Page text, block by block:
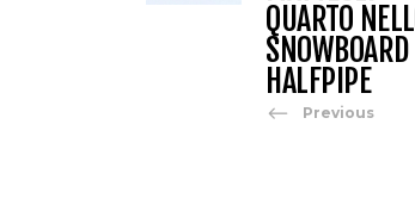
QUARTO
SNOWBOARD
HALFPIPE
Previous